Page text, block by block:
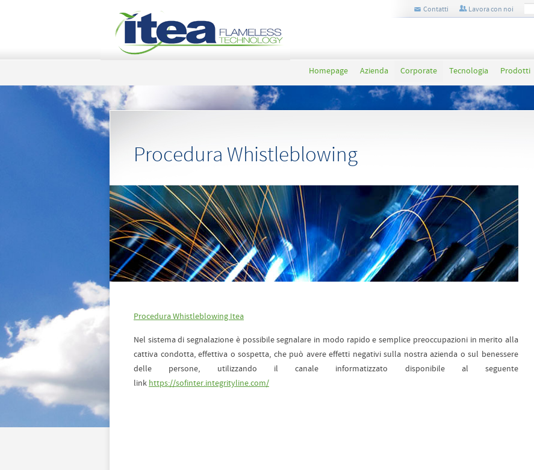
Contatti Lavora con noi
Homepage Azienda Corporate Tecnologia Prodotti
Procedura Whistleblowing
Procedura Whistleblowing Itea
Nel sistema di segnalazione è possibile segnalare in modo rapido e semplice preoccupazioni in merito alla
cattiva condotta, effettiva o sospetta, che può avere effetti negativi sulla nostra azienda o sul benessere
delle persone, utilizzando il canale informatizzato disponibile al seguente
link https://sofinter.integrityline.com/